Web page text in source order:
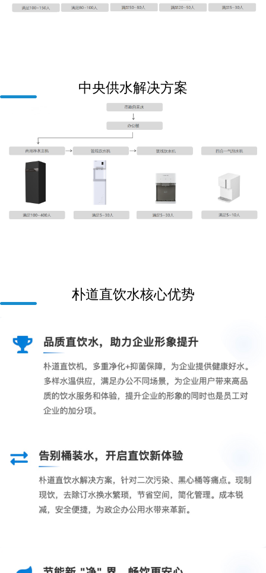
中央供水解决方案
朴道直饮水核心优势